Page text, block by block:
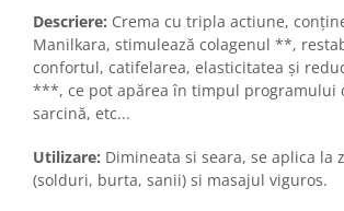
Descriere: Crema cu tripla actiune,
Manilkara, stimulează colagenul **,
confortul, catifelarea, elasticitatea și
***, ce pot apărea în timpul programului
sarcină, etc...
Utilizare: Dimineata si seara, se aplica la
(solduri, burta, sanii) si masajul viguros.